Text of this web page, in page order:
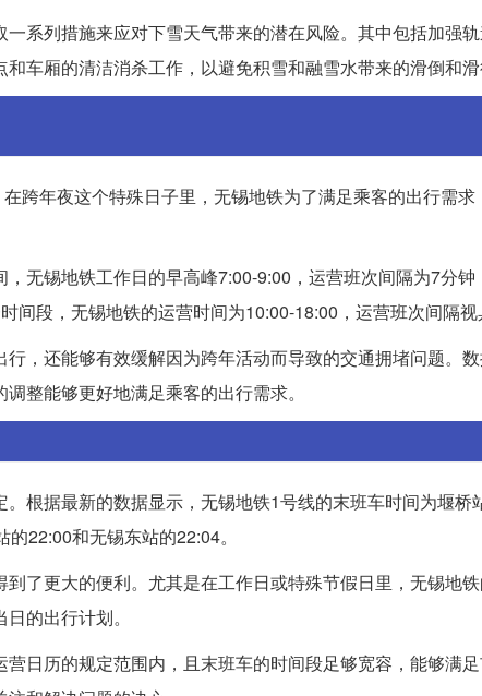
系列措施来应对下雪天气带来的潜在风险。其中包括加强
车厢的清洁消杀工作，以避免积雪和融雪水带来的滑倒和滑
跨年夜这个特殊日子里，无锡地铁为了满足乘客的出行需
无锡地铁工作日的早高峰7:00-9:00，运营班次间隔为7分
间段，无锡地铁的运营时间为10:00-18:00，运营班次间隔视
，还能够有效缓解因为跨年活动而导致的交通拥堵问题。
整能够更好地满足乘客的出行需求。
根据最新的数据显示，无锡地铁1号线的末班车时间为堰桥
22:00和无锡东站的22:04。
了更大的便利。尤其是在工作日或特殊节假日里，无锡地
的出行计划。
日历的规定范围内，且末班车的时间段足够宽容，能够满